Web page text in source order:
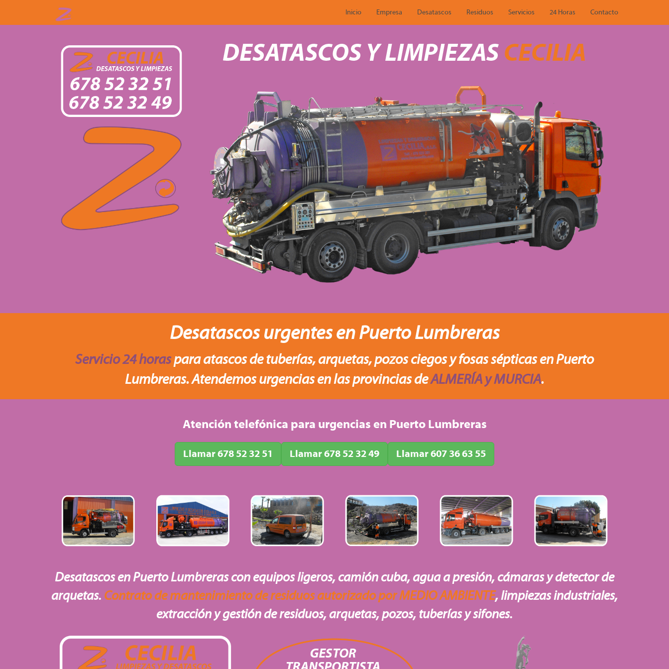
Inicio Empresa Desatascos Residuos Servicios 24 Horas Contacto
Desatascos urgentes en Puerto Lumbreras
Servicio 24 horaspara atascos de tuberías, arquetas, pozos ciegos y fosas sépticas en Puerto
Lumbreras. Atendemos urgencias en las provincias deALMERÍA y MURCIA.
Atención telefónica para urgencias en Puerto Lumbreras
Llamar 678 52 32 51 Llamar 678 52 32 49 Llamar 607 36 63 55
Desatascos en Puerto Lumbreras con equipos ligeros, camión cuba, agua a presión, cámaras y detector de
arquetas. Contrato de mantenimiento de residuos autorizado por MEDIO AMBIENTE, limpiezas industriales,
extracción y gestión de residuos, arquetas, pozos, tuberías y sifones.